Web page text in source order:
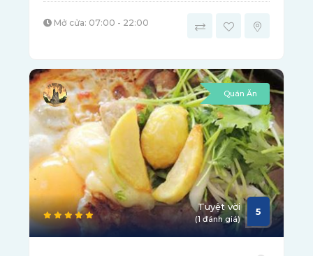
Mở cửa: 07:00 - 22:00
Quán Ăn
Tuyệt vời
(1 đánh giá)
5